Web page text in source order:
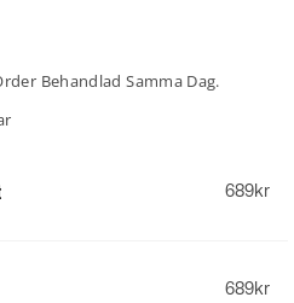
Behandlad Samma Dag.
689kr
689kr